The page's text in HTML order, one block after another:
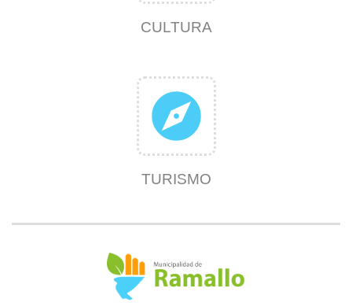
CULTURA
explore
TURISMO